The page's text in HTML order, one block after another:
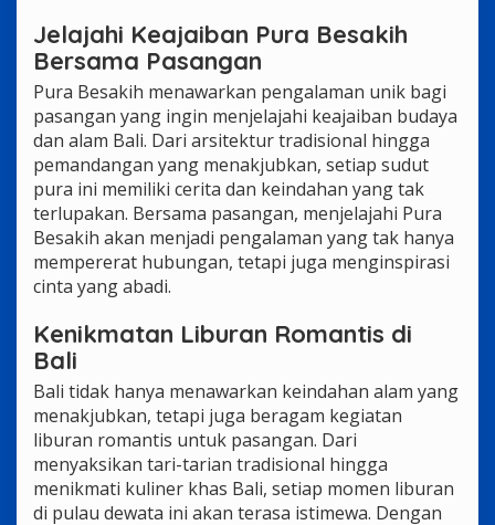
Jelajahi Keajaiban Pura Besakih
Bersama Pasangan
Pura Besakih menawarkan pengalaman unik bagi
pasangan yang ingin menjelajahi keajaiban budaya
dan alam Bali. Dari arsitektur tradisional hingga
pemandangan yang menakjubkan, setiap sudut
pura ini memiliki cerita dan keindahan yang tak
terlupakan. Bersama pasangan, menjelajahi Pura
Besakih akan menjadi pengalaman yang tak hanya
mempererat hubungan, tetapi juga menginspirasi
cinta yang abadi.
Kenikmatan Liburan Romantis di
Bali
Bali tidak hanya menawarkan keindahan alam yang
menakjubkan, tetapi juga beragam kegiatan
liburan romantis untuk pasangan. Dari
menyaksikan tari-tarian tradisional hingga
menikmati kuliner khas Bali, setiap momen liburan
di pulau dewata ini akan terasa istimewa. Dengan